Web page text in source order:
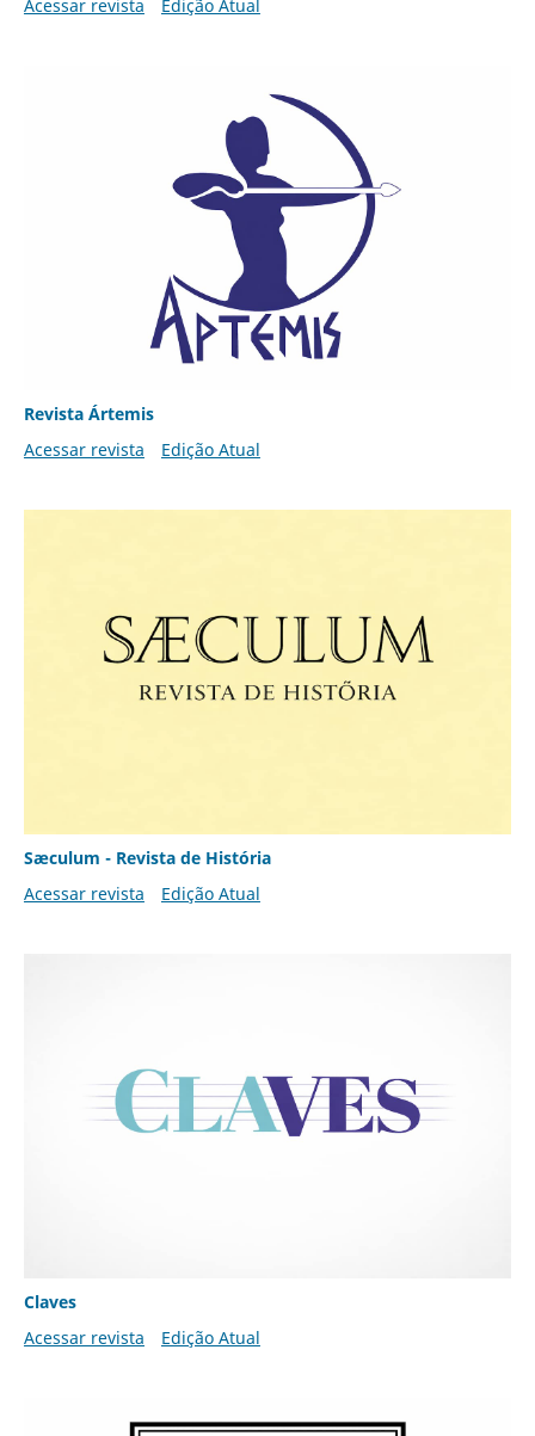
Acessar revista
Edição Atual
Revista Ártemis
Acessar revista
Edição Atual
Sæculum - Revista de História
Acessar revista
Edição Atual
Claves
Acessar revista
Edição Atual